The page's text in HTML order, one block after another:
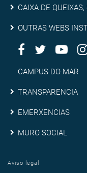
Caixa
de
queixas,
suxestións
e
parabéns
CAIXA DE
Outras
webs
OUTRAS WEBS
Redes
Sociais
Facebook
Twitter
Campus
do
Mar
CAMPUS DO MAR
TRANSPARENCIA
EMERXENCIAS
Muro
social
MURO SOCIAL
Aviso legal